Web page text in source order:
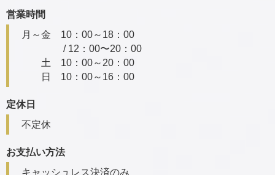
営業時間
月～金 10：00～18：00
/ 12：00〜20：00
土 10：00～20：00
日 10：00～16：00
定休日
不定休
お支払い方法
キャッシュレス決済のみ